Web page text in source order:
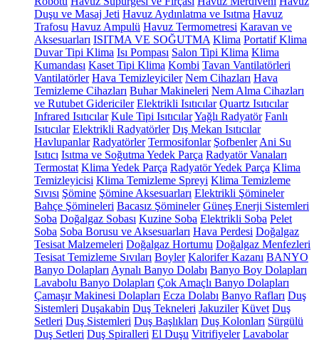
Duşu ve Masaj Jeti Havuz Aydınlatma ve Isıtma Havuz
Trafosu Havuz Ampulü Havuz Termometresi Karavan ve
Aksesuarları ISITMA VE SOĞUTMA Klima Portatif Klima
Duvar Tipi Klima Isı Pompası Salon Tipi Klima Klima
Kumandası Kaset Tipi Klima Kombi Tavan Vantilatörleri
Vantilatörler Hava Temizleyiciler Nem Cihazları Hava
Temizleme Cihazları Buhar Makineleri Nem Alma Cihazları
ve Rutubet Gidericiler Elektrikli Isıtıcılar Quartz Isıtıcılar
Infrared Isıtıcılar Kule Tipi IsıtıcılarYağlı Radyatör Fanlı
Isıtıcılar Elektrikli Radyatörler Dış Mekan Isıtıcılar
Havlupanlar Radyatörler Termosifonlar Şofbenler Ani Su
Isıtıcı Isıtma ve Soğutma Yedek Parça Radyatör Vanaları
Termostat Klima Yedek Parça Radyatör Yedek Parça Klima
Temizleyicisi Klima Temizleme Spreyi Klima Temizleme
Sıvısı Şömine Şömine Aksesuarları Elektrikli Şömineler
Bahçe Şömineleri Bacasız Şömineler Güneş Enerji Sistemleri
Soba Doğalgaz Sobası Kuzine Soba Elektrikli Soba Pelet
Soba Soba Borusu ve Aksesuarları Hava Perdesi Doğalgaz
Tesisat Malzemeleri Doğalgaz Hortumu Doğalgaz Menfezleri
Tesisat Temizleme Sıvıları Boyler Kalorifer Kazanı BANYO
Banyo Dolapları Aynalı Banyo Dolabı Banyo Boy Dolapları
Lavabolu Banyo Dolapları Çok Amaçlı Banyo Dolapları
Çamaşır Makinesi Dolapları Ecza Dolabı Banyo Rafları Duş
Sistemleri Duşakabin Duş Tekneleri Jakuziler Küvet Duş
Setleri Duş Sistemleri Duş Başlıkları Duş Kolonları Sürgülü
Duş Setleri Duş Spiralleri El Duşu Vitrifiyeler Lavabolar